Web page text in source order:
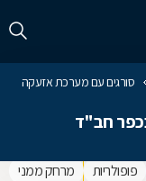
סורגים עם מערכת אזעקה
חב"ד
פופולריות מרחק ממני